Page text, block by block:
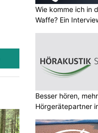
Wie komme ich in
Waffe? Ein
Besser hören,
Hörgerätepartner